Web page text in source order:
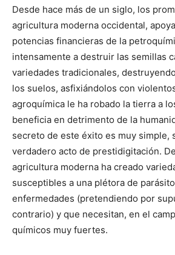
Desde hace más de un siglo, los
agricultura moderna occidental,
potencias financieras de la
intensamente a destruir las semillas
variedades tradicionales,
los suelos, asfixiándolos con
agroquímica le ha robado la tierra a
beneficia en detrimento de la
secreto de este éxito es muy simple,
verdadero acto de prestidigitación.
agricultura moderna ha creado
susceptibles a una plétora de
enfermedades (pretendiendo por
contrario) y que necesitan, en el
químicos muy fuertes.